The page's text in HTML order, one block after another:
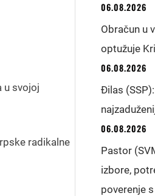
u svojoj
radikalne
06.08.2026
Obračun u
optužuje
06.08.2026
Đilas
06.08.2026
Pastor
izbore,
poverenje